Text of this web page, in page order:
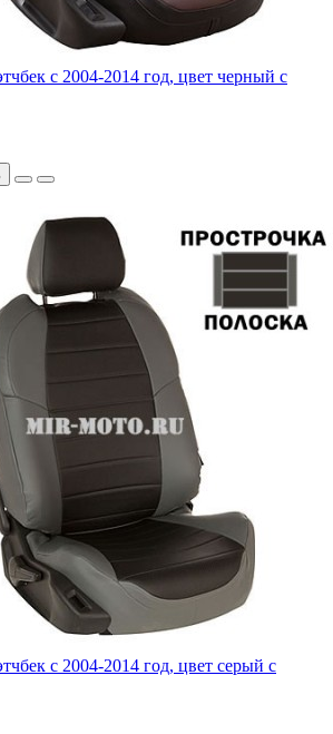
с 2004-2014 год, цвет черный с
с 2004-2014 год, цвет серый с